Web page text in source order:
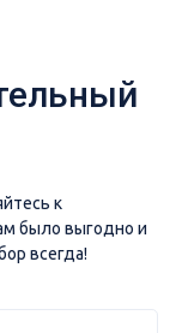
к
было выгодно и
всегда!